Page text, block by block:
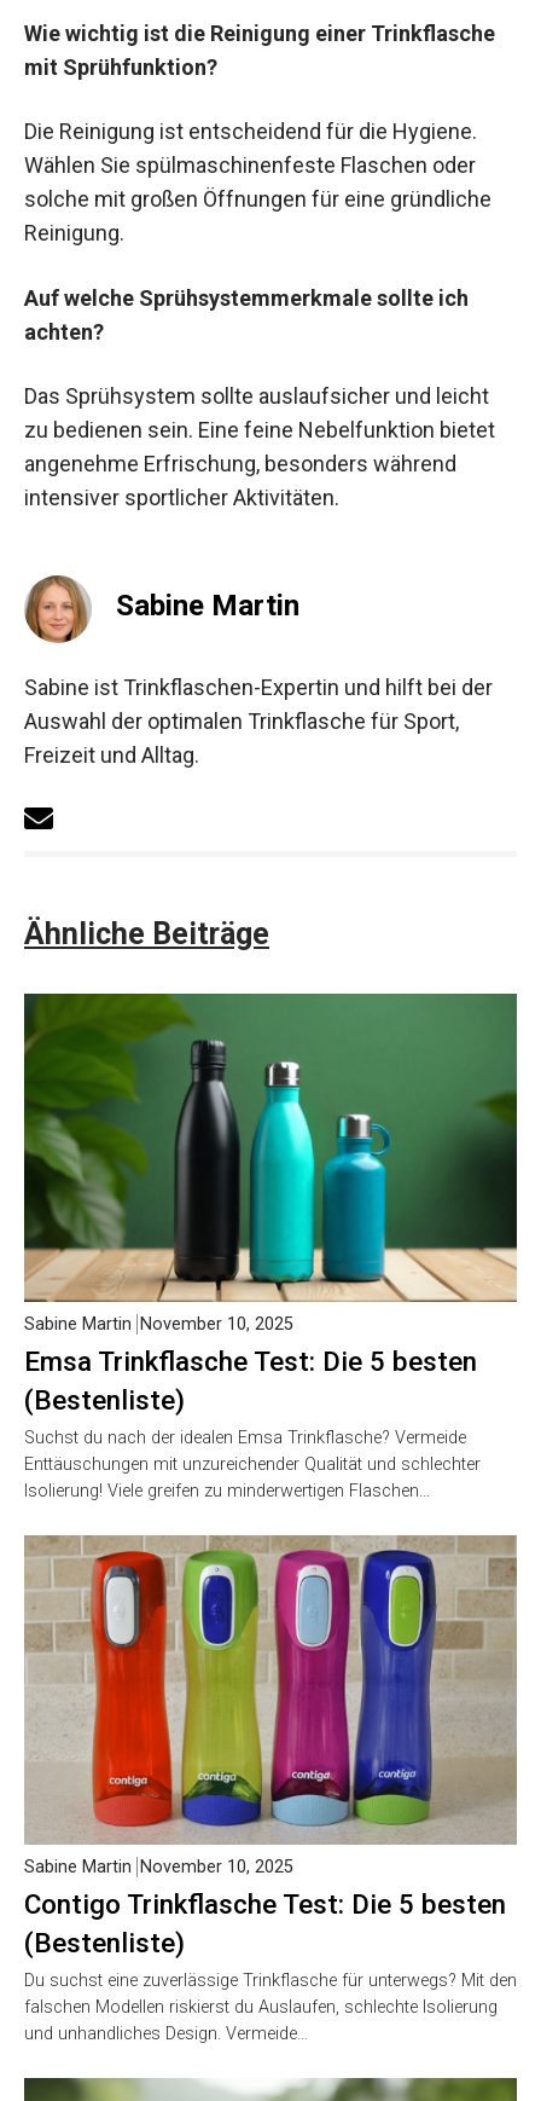
Wie wichtig ist die Reinigung einer Trinkflasche
mit Sprühfunktion?
Die Reinigung ist entscheidend für die Hygiene.
Wählen Sie spülmaschinenfeste Flaschen oder
solche mit großen Öffnungen für eine gründliche
Reinigung.
Auf welche Sprühsystemmerkmale sollte ich
achten?
Das Sprühsystem sollte auslaufsicher und leicht
zu bedienen sein. Eine feine Nebelfunktion bietet
angenehme Erfrischung, besonders während
intensiver sportlicher Aktivitäten.
Sabine Martin
Sabine ist Trinkflaschen-Expertin und hilft bei der
Auswahl der optimalen Trinkflasche für Sport,
Freizeit und Alltag.
Ähnliche Beiträge
Emsa Trinkflasche Test: Die 5 besten
(Bestenliste)
Sabine Martin November 10, 2025
Suchst du nach der idealen Emsa Trinkflasche? Vermeide
Enttäuschungen mit unzureichender Qualität und schlechter
Isolierung! Viele greifen zu minderwertigen Flaschen…
Contigo Trinkflasche Test: Die 5 besten
(Bestenliste)
Sabine Martin November 10, 2025
Du suchst eine zuverlässige Trinkflasche für unterwegs? Mit den
falschen Modellen riskierst du Auslaufen, schlechte Isolierung
und unhandliches Design. Vermeide…